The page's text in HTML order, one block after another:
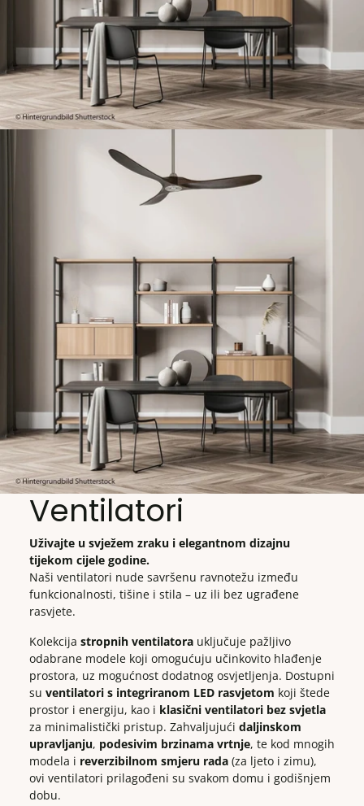
Ventilatori
Uživajte u svježem zraku i elegantnom dizajnu
tijekom cijele godine.
Naši ventilatori nude savršenu ravnotežu između
funkcionalnosti, tišine i stila – uz ili bez ugrađene
rasvjete.
Kolekcija stropnih ventilatora uključuje pažljivo
odabrane modele koji omogućuju učinkovito hlađenje
prostora, uz mogućnost dodatnog osvjetljenja. Dostupni
su ventilatori s integriranom LED rasvjetom koji štede
prostor i energiju, kao i klasični ventilatori bez svjetla
za minimalistički pristup. Zahvaljujući daljinskom
upravljanju, podesivim brzinama vrtnje, te kod mnogih
modela i reverzibilnom smjeru rada (za ljeto i zimu),
ovi ventilatori prilagođeni su svakom domu i godišnjem
dobu.